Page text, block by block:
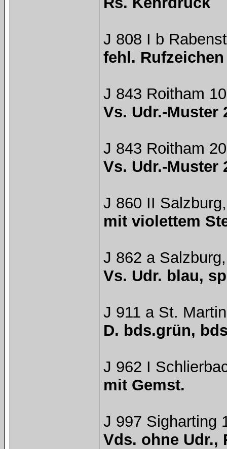
J 808 I b
fehl.
J 843 Roitham
Vs. Udr.-Muster
J 843 Roitham
Vs. Udr.-Muster
J 860 II
mit violettem
J 862 a
Vs. Udr. blau,
J 911 a St.
D. bds.grün,
J 962 I
mit Gemst.
J 997 Sigharting
Vds. ohne Udr.,